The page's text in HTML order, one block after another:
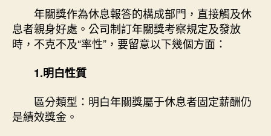
年關獎作為休息報答的構成部門，直接觸及休
息者親身好處。公司制訂年關獎考察規定及發放
時，不克不及“率性”，要留意以下幾個方面：
1.明白性質
區分類型：明白年關獎屬于休息者固定薪酬仍
是績效獎金。